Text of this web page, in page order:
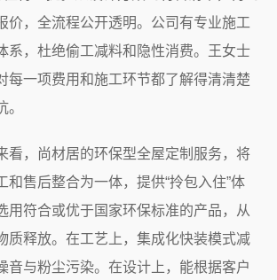
价，全流程公开透明。公司有专业施工
系，杜绝偷工减料和隐性消费。王女士
每一项费用和施工环节都了解得清清楚
看，尚材居的环保型全屋定制服务，将
和售后整合为一体，提供“拎包入住”体
用符合或优于国家环保标准的产品，从
质释放。在工艺上，集成化快装模式减
音与粉尘污染。在设计上，能根据客户